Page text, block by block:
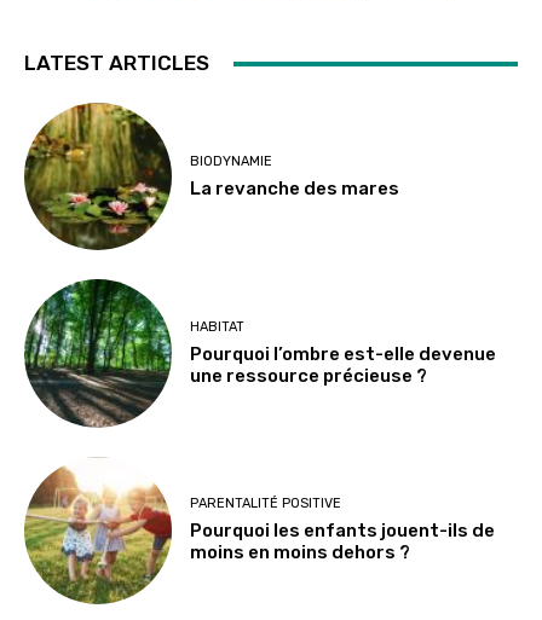
LATEST ARTICLES
BIODYNAMIE
La revanche des mares
HABITAT
Pourquoi l’ombre est-elle devenue
une ressource précieuse ?
PARENTALITÉ POSITIVE
Pourquoi les enfants jouent-ils de
moins en moins dehors ?